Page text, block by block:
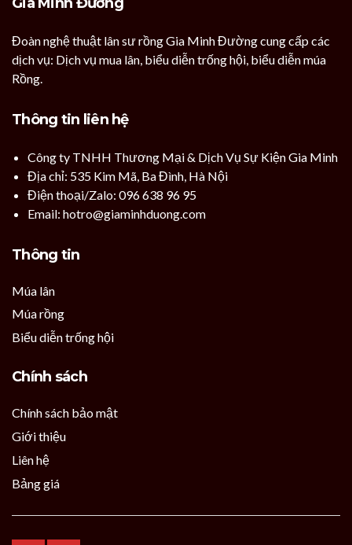
Đoàn nghệ thuật lân sư rồng Gia Minh Đường cung cấp các
dịch vụ: Dịch vụ mua lân, biểu diễn trống hội, biểu diễn múa
Rồng.
Thông tin liên hệ
Công ty TNHH Thương Mại & Dịch Vụ Sự Kiện Gia Minh
Địa chỉ: 535 Kim Mã, Ba Đình, Hà Nội
Điện thoại/Zalo: 096 638 96 95
Email: hotro@giaminhduong.com
Thông tin
Múa lân
Múa rồng
Biểu diễn trống hội
Chính sách
Chính sách bảo mật
Giới thiệu
Liên hệ
Bảng giá